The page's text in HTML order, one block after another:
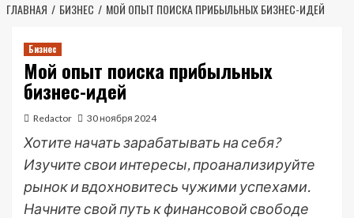
ГЛАВНАЯ БИЗНЕС МОЙ ОПЫТ ПОИСКА ПРИБЫЛЬНЫХ БИЗНЕС-ИДЕЙ
Бизнес
Мой опыт поиска прибыльных
бизнес-идей
Redactor 30 ноября 2024
Хотите начать зарабатывать на себя?
Изучите свои интересы, проанализируйте
рынок и вдохновитесь чужими успехами.
Начните свой путь к финансовой свободе